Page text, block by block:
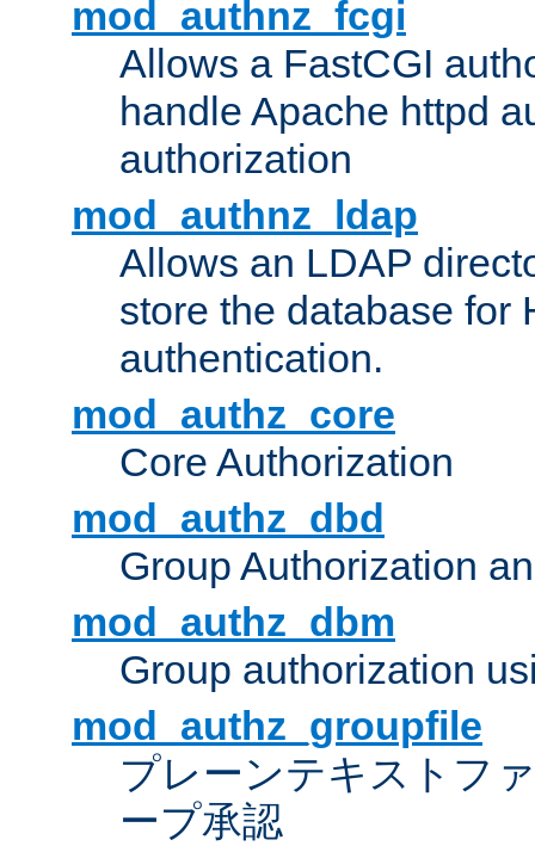
mod_authnz_fcgi
Allows a FastCGI
handle Apache httpd
authorization
mod_authnz_ldap
Allows an LDAP
store the database for
authentication.
mod_authz_core
Core Authorization
mod_authz_dbd
Group Authorization
mod_authz_dbm
Group authorization
mod_authz_groupfile
プレーンテキストフ
ープ承認